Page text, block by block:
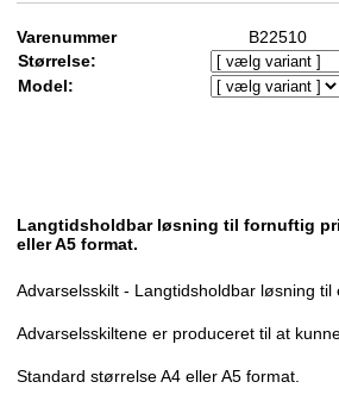
Varenummer
B22510
Størrelse:
Model:
Langtidsholdbar løsning til fornuftig
eller A5 format.
Advarselsskilt - Langtidsholdbar løsning
Advarselsskiltene er produceret til at
Standard størrelse A4 eller A5 format.